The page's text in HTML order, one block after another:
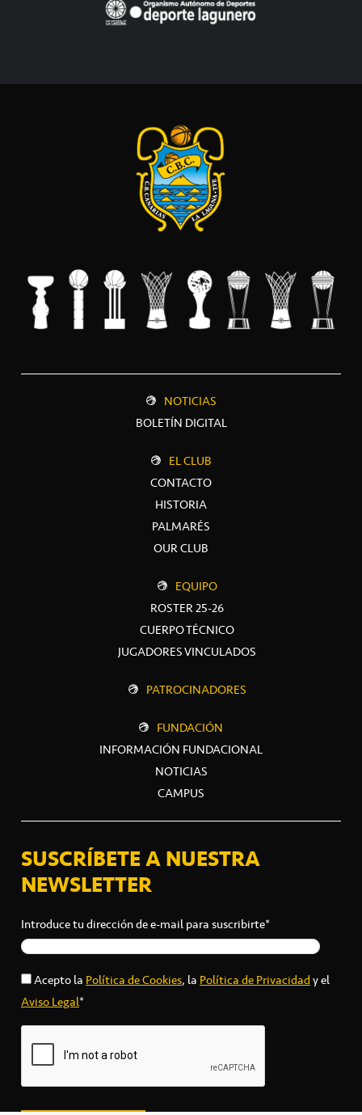
NOTICIAS
BOLETÍN DIGITAL
EL CLUB
CONTACTO
HISTORIA
PALMARÉS
OUR CLUB
EQUIPO
ROSTER 25-26
CUERPO TÉCNICO
JUGADORES VINCULADOS
PATROCINADORES
FUNDACIÓN
INFORMACIÓN FUNDACIONAL
NOTICIAS
CAMPUS
SUSCRÍBETE A NUESTRA
NEWSLETTER
Introduce tu dirección de e-mail para suscribirte*
Acepto laPolítica de Cookies, laPolítica de Privacidady el
Aviso Legal*